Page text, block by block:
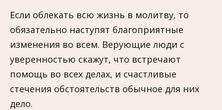
Если облекать всю жизнь в молитву, то
обязательно наступят благоприятные
изменения во всем. Верующие люди с
уверенностью скажут, что встречают
помощь во всех делах, и счастливые
стечения обстоятельств обычное для них
дело.